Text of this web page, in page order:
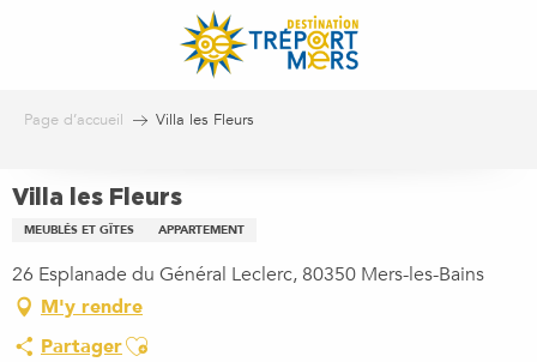
Page d’accueil Villa les Fleurs
Villa les Fleurs
MEUBLÉS ET GÎTES APPARTEMENT
26 Esplanade du Général Leclerc, 80350 Mers-les-Bains
M'y rendre
PartagerAjouter aux favoris